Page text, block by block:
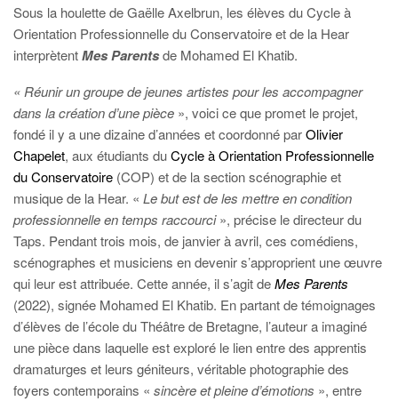
Sous la houlette de Gaëlle Axelbrun, les élèves du Cycle à
Orientation Professionnelle du Conservatoire et de la Hear
interprètentMes Parentsde Mohamed El Khatib.
« Réunir un groupe de jeunes artistes pour les accompagner
dans la création d’une pièce », voici ce que promet le projet,
fondé il y a une dizaine d’années et coordonné parOlivier
Chapelet, aux étudiants duCycle à Orientation Professionnelle
du Conservatoire (COP) et de la section scénographie et
musique de la Hear. « Le but est de les mettre en condition
professionnelle en temps raccourci», précise le directeur du
Taps. Pendant trois mois, de janvier à avril, ces comédiens,
scénographes et musiciens en devenir s’approprient une œuvre
qui leur est attribuée. Cette année, il s’agit deMes Parents
(2022), signée Mohamed El Khatib. En partant de témoignages
d’élèves de l’école du Théâtre de Bretagne, l’auteur a imaginé
une pièce dans laquelle est exploré le lien entre des apprentis
dramaturges et leurs géniteurs, véritable photographie des
foyers contemporains « sincère et pleine d’émotions », entre